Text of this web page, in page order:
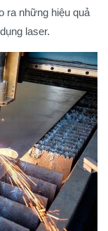
ra những hiệu quả
laser.